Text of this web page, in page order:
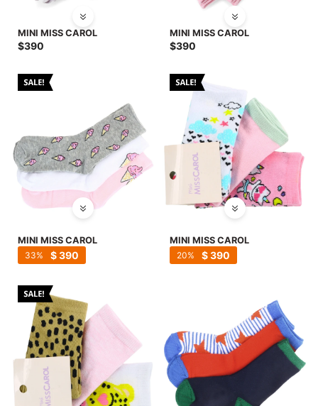
MINI MISS CAROL
$390
MINI MISS CAROL
$390
MINI MISS CAROL
$390
33
MINI MISS CAROL
$390
20